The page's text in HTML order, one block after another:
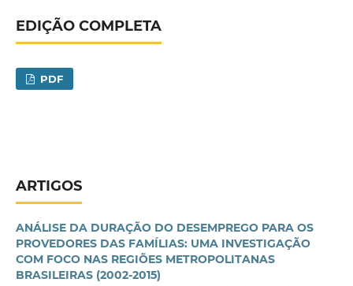
EDIÇÃO COMPLETA
PDF
ARTIGOS
ANÁLISE DA DURAÇÃO DO DESEMPREGO PARA OS
PROVEDORES DAS FAMÍLIAS: UMA INVESTIGAÇÃO
COM FOCO NAS REGIÕES METROPOLITANAS
BRASILEIRAS (2002-2015)